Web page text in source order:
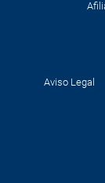
Aviso Legal